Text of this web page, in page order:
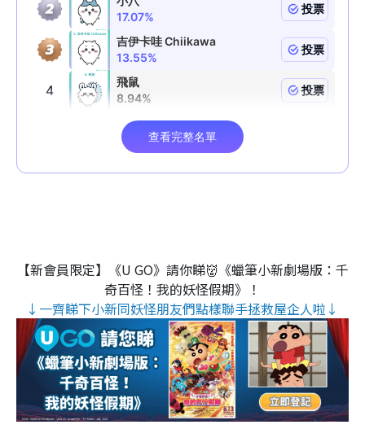
【新會員限定】《U GO》請你睇👹《蠟筆小新劇場版：千
奇百怪！我的妖怪假期》！
↓一齊睇下小新同妖怪朋友們點樣聯手拯救屋企人啦↓